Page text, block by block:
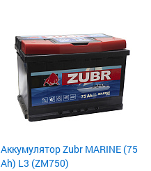
Аккумулятор Zubr MARINE (75
Ah) L3 (ZM750)